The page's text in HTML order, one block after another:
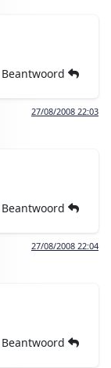
Beantwoord
27/08/2008 22:03
Beantwoord
27/08/2008 22:04
Beantwoord